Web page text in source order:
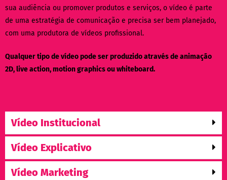
sua audiência ou promover produtos e serviços, o vídeo é parte
de uma estratégia de comunicação e precisa ser bem planejado,
com uma produtora de vídeos profissional.
Qualquer tipo de vídeo pode ser produzido através de animação
2D, live action, motion graphics ou whiteboard.
Vídeo Institucional
Vídeo Explicativo
Vídeo Marketing